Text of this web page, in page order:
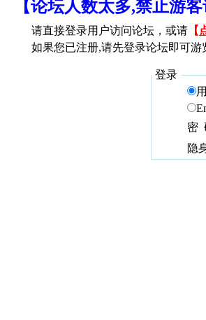
【论坛人数太多,禁止游
请直接登录用户访问论坛，或请 【
如果您已注册,请先登录论坛即可游
登录
密
隐